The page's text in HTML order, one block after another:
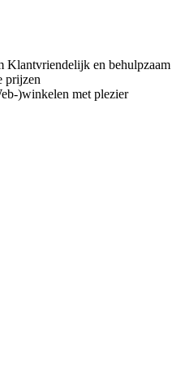
Klantvriendelijk en behulpzaam
prijzen
)winkelen met plezier